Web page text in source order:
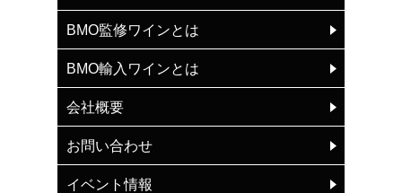
BMO監修ワインとは
BMO輸入ワインとは
会社概要
お問い合わせ
イベント情報